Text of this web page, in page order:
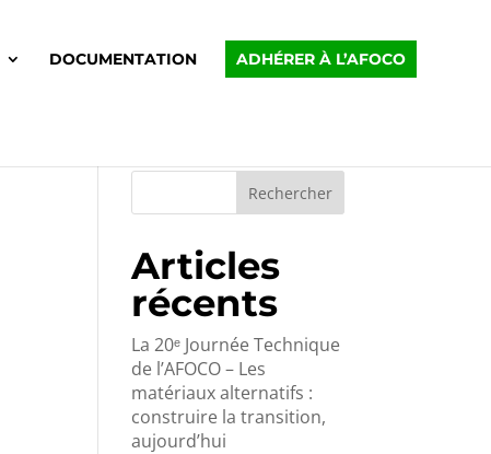
DOCUMENTATION ADHÉRER À L’AFOCO
Rechercher
Articles
récents
La 20ᵉ Journée Technique
de l’AFOCO – Les
matériaux alternatifs :
construire la transition,
aujourd’hui